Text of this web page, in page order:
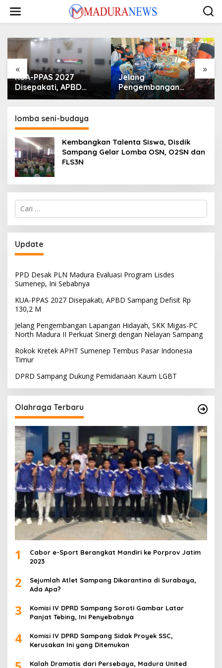
konten
« »
KUA-PPAS 2027
Disepakati, APBD
Sampang Defisit Rp
Jelang
Pengembangan
Lapangan Hidayah,
Nelayan Sampang
lomba seni-budaya
Kembangkan Talenta Siswa, Disdik
Sampang Gelar Lomba OSN, O2SN dan
FLS3N
Cari
untuk:
Update
PPD Desak PLN Madura Evaluasi Program Lisdes
Sumenep, Ini Sebabnya
KUA-PPAS 2027 Disepakati, APBD Sampang Defisit Rp
130,2 M
Jelang Pengembangan Lapangan Hidayah, SKK Migas-PC
North Madura II Perkuat Sinergi dengan Nelayan Sampang
Rokok Kretek APHT Sumenep Tembus Pasar Indonesia
Timur
DPRD Sampang Dukung Pemidanaan Kaum LGBT
Olahraga Terbaru
1
Cabor e-Sport Berangkat Mandiri ke Porprov Jatim
2023
2
Sejumlah Atlet Sampang Dikarantina di Surabaya,
Ada Apa?
3
Komisi IV DPRD Sampang Soroti Gambar Latar
Panjat Tebing, Ini Penyebabnya
4
Komisi IV DPRD Sampang Sidak Proyek SSC,
Kerusakan Ini yang Ditemukan
Kalah Dramatis dari Persebaya, Madura United